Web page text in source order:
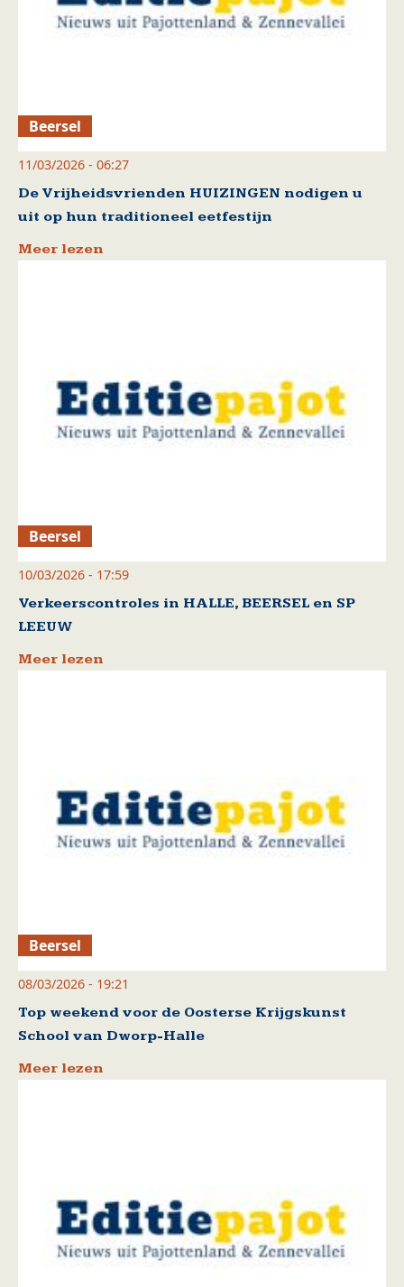
Beersel
11/03/2026 - 06:27
De Vrijheidsvrienden HUIZINGEN nodigen u
uit op hun traditioneel eetfestijn
Meer lezen
Beersel
10/03/2026 - 17:59
Verkeerscontroles in HALLE, BEERSEL en SP
LEEUW
Meer lezen
Beersel
08/03/2026 - 19:21
Top weekend voor de Oosterse Krijgskunst
School van Dworp-Halle
Meer lezen